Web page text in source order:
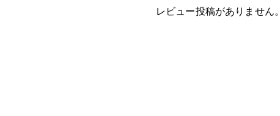
レビュー投稿がありません。